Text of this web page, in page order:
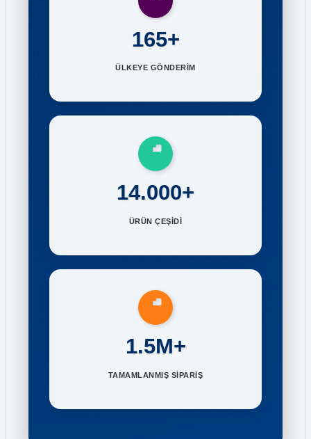
165+
ÜLKEYE GÖNDERİM
14.000+
ÜRÜN ÇEŞİDİ
1.5M+
TAMAMLANMIŞ SİPARİŞ